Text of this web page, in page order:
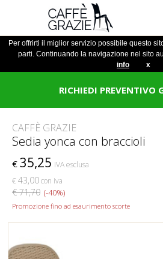
Per offrirti il miglior servizio possibile questo
parti. Continuando la navigazione nel sito
info
x
RICHIEDI PREVENTIVO
CAFFÈ GRAZIE
Sedia yonca con braccioli
€ 35,25 IVA esclusa
€ 43,00con iva
€ 71,70 (-40%)
Promozione fino ad esaurimento scorte